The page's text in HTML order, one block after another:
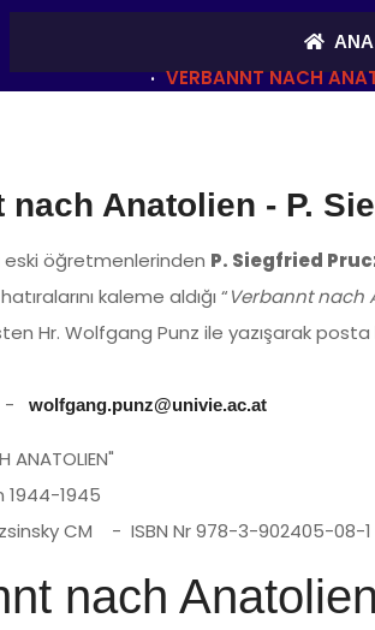
ANA
VERBANNT NACH
nach Anatolien - P.
eski öğretmenlerinden P. Siegfried
kaleme aldığı “Verbannt nach
Hr. Wolfgang Punz ile yazışarak
- wolfgang.punz@univie.ac.at
ANATOLIEN"
1944-1945
CM - ISBN Nr 978-3-902405-08-1
nach